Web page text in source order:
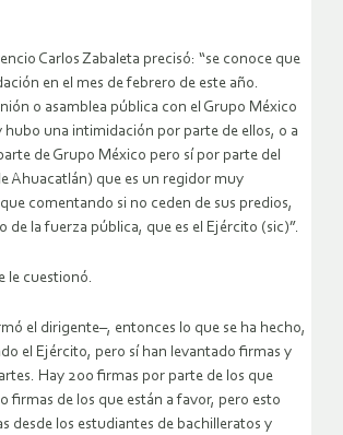
Carlos Zabaleta precisó: “se conoce que
en el mes de febrero de este año.
o asamblea pública con el Grupo México
hubo una intimidación por parte de ellos, o a
de Grupo México pero sí por parte del
Ahuacatlán) que es un regidor muy
comentando si no ceden de sus predios,
de la fuerza pública, que es el Ejército (sic)”.
le cuestionó.
el dirigente–, entonces lo que se ha hecho,
el Ejército, pero sí han levantado firmas y
Hay 200 firmas por parte de los que
firmas de los que están a favor, pero esto
desde los estudiantes de bachilleratos y